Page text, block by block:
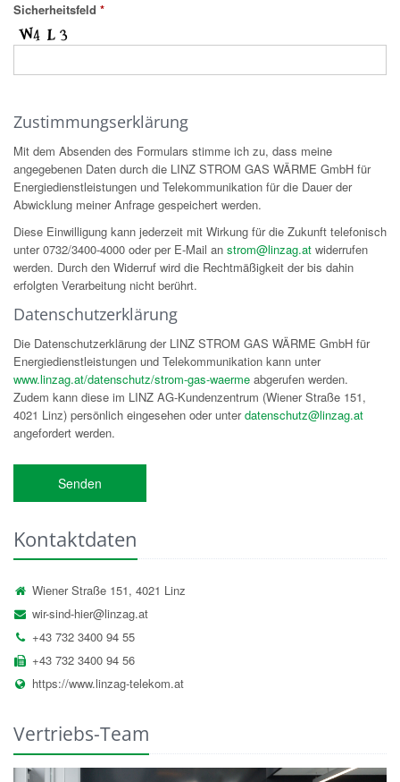
Sicherheitsfeld *
Zustimmungserklärung
Mit dem Absenden des Formulars stimme ich zu, dass meine
angegebenen Daten durch die LINZ STROM GAS WÄRME GmbH für
Energiedienstleistungen und Telekommunikation für die Dauer der
Abwicklung meiner Anfrage gespeichert werden.
Diese Einwilligung kann jederzeit mit Wirkung für die Zukunft telefonisch
unter 0732/3400-4000 oder per E-Mail an strom@linzag.at widerrufen
werden. Durch den Widerruf wird die Rechtmäßigkeit der bis dahin
erfolgten Verarbeitung nicht berührt.
Datenschutzerklärung
Die Datenschutzerklärung der LINZ STROM GAS WÄRME GmbH für
Energiedienstleistungen und Telekommunikation kann unter
www.linzag.at/datenschutz/strom-gas-waerme abgerufen werden.
Zudem kann diese im LINZ AG-Kundenzentrum (Wiener Straße 151,
4021 Linz) persönlich eingesehen oder unterdatenschutz@linzag.at
angefordert werden.
Kontaktdaten
Wiener Straße 151, 4021 Linz
wir-sind-hier@linzag.at
+43 732 3400 94 55
+43 732 3400 94 56
https://www.linzag-telekom.at
Vertriebs-Team